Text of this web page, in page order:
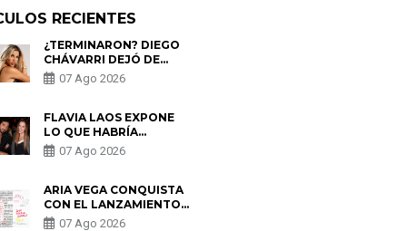
RECIENTES
¿TERMINARON? DIEGO
CHÁVARRI DEJÓ DE
SEGUIR A GABRIELA
HERRERA Y ANUNCIA SU
07 Ago 2026
FLAVIA LAOS EXPONE
LO QUE HABRÍA
BUSCADO PABLO
HEREDIA CON ALE
PARTES QUERÍA EL
REMEMBER”
07 Ago 2026
ARIA VEGA CONQUISTA
CON EL LANZAMIENTO
DE “TOTOTO (+4)”
07 Ago 2026